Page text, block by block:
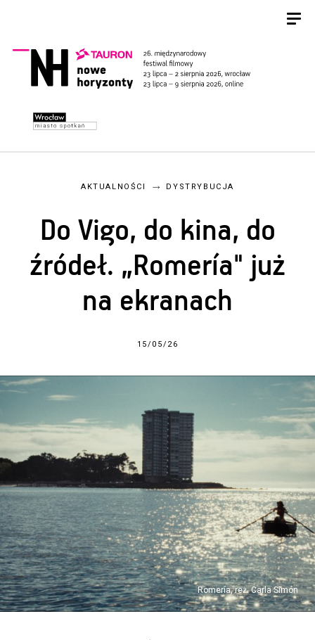
AKTUALNOŚCI DYSTRYBUCJA
Do Vigo, do kina, do
źródeł. „Romería" już
na ekranach
15/05/26
Romería, reż. Carla Simón